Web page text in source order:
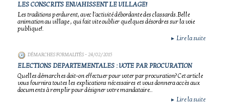
LES CONSCRITS ENVAHISSENT LE VILLAGE!
Les traditions perdurent, avec l'activité débordante des classards.Belle
animation au village , qui fait vite oublier quelques désordres sur la voie
publique!.
► Lire la suite
DÉMARCHES FORMALITÉS- 24/02/2015
ELECTIONS DEPARTEMENTALES : VOTE PAR PROCURATION
Quelles démarches doit-on effectuer pour voter par procuration? Cet article
vous fournira toutes les explications nécessaires et vous donnera accès aux
documents à remplir pour désigner votre mandataire..
► Lire la suite